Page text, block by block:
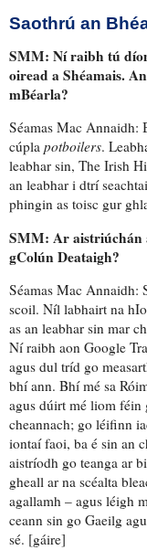
Saothrú an
SMM: Ní raibh tú
oiread a Shéamais.
mBéarla?
Séamas Mac Annaidh:
cúpla potboilers.
leabhar sin, The Irish
an leabhar i dtrí
phingin as toisc gur
SMM: Ar aistriúchán
gColún Deataigh?
Séamas Mac Annaidh:
scoil. Níl labhairt na
as an leabhar sin mar
Ní raibh aon Google
agus dul tríd go
bhí ann. Bhí mé sa
agus dúirt mé liom féin
cheannach; go léifinn
iontaí faoi, ba é sin an
aistríodh go teanga ar
gheall ar na scéalta
agallamh – agus léigh
ceann sin go Gaeilg
sé. [gáire]